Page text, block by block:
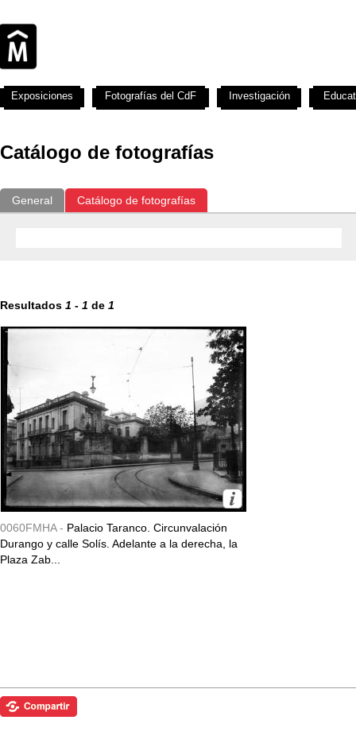
Catálogo de fotografías
General Catálogo de fotografías
Resultados 1 - 1 de 1
0060FMHA - Palacio Taranco. Circunvalación
Durango y calle Solís. Adelante a la derecha, la
Plaza Zab...
Exposiciones Fotografías del CdF Investigación